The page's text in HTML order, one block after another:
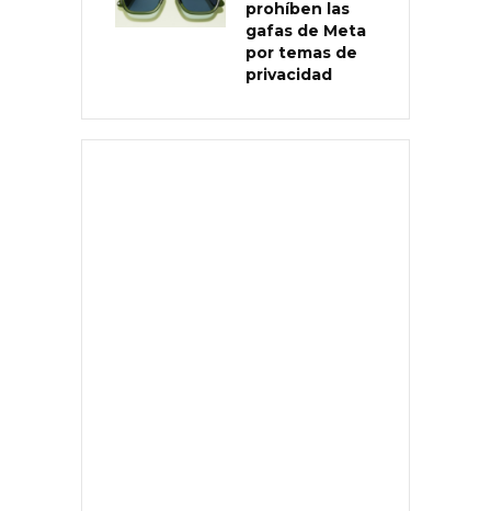
prohíben las
gafas de Meta
por temas de
privacidad